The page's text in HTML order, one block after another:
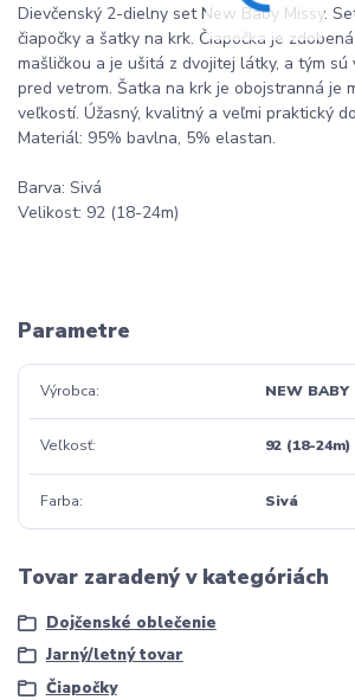
Dievčenský 2-dielny set New Baby Missy.
čiapočky a šatky na krk. Čiapočka je
mašličkou a je ušitá z dvojitej látky, a tým sú
pred vetrom. Šatka na krk je obojstranná je
veľkostí. Úžasný, kvalitný a veľmi praktický
Materiál: 95% bavlna, 5% elastan.
Barva: Sivá
Velikost: 92 (18-24m)
Parametre
Výrobca NEW BABY
Veľkosť 92 (18-24m)
Farba Sivá
Tovar zaradený v kategóriách
Dojčenské oblečenie
Jarný/letný tovar
Čiapočky